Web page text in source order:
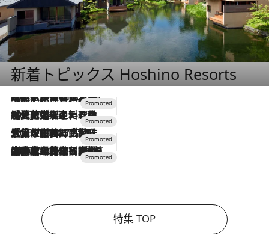
新着トピックス Hoshino Resorts
2026.7.31
【ホテル帰省】という選択肢をOMOが提案。家族とほどよい距離を保つには「昼は実家、夜は気兼ねなくホテルで！」
2026.7.24
【夏限定ディナーコース】旬を迎える稚鮎や花ズッキーニなどをイタリア・トスカーナの郷土料理の手法で満喫！
2026.7.17
「土佐和ハーブかき氷」がOMO7高知に登場！生姜、山椒、大葉など目にも舌にも涼を呼ぶ郷土の味
2026.7.10
NEW OPEN！【界 草津】名湯の地に誕生。趣の異なる2種の温泉と上州ならではの会席・蕎麦割烹など美食を味わう究極の癒やし旅
特集 TOP